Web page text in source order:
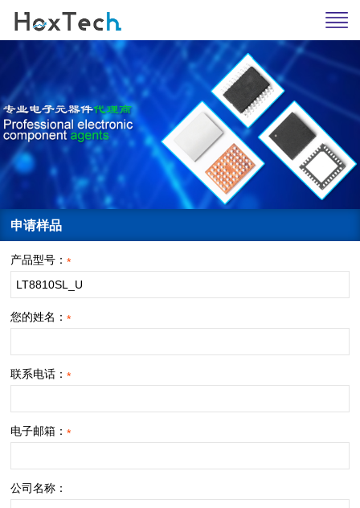
申请样品
产品型号：*
您的姓名：*
联系电话：*
电子邮箱：*
公司名称：